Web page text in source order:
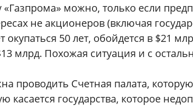
можно, только если
не акционеров (включая
окупаться 50 лет, обойдется в $21
млрд. Похожая ситуация и с
проводить Счетная палата,
касается государства, которое